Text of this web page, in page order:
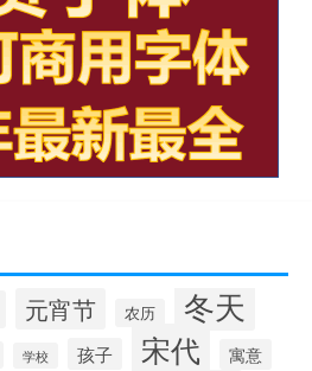
元宵节 农历 冬天
学校 孩子 宋代 寓意